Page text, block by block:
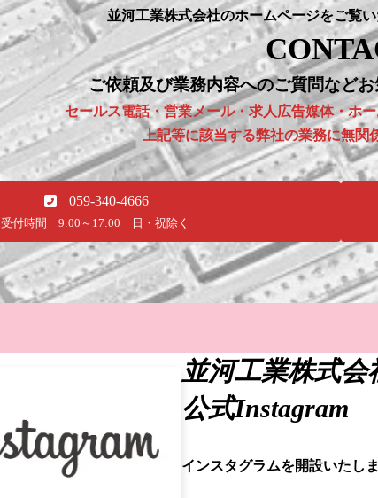
並河工業株式会社のホームページをご覧
ご依頼及び業務内容へのご質問など
セールス電話・営業メール・求人広告媒体・ホ
上記等に該当する弊社の業務に無関
059-340-4666
受付時間 9:00～17:00 日・祝除く
並河工業株式会
公式Instagram
インスタグラムを開設いたし